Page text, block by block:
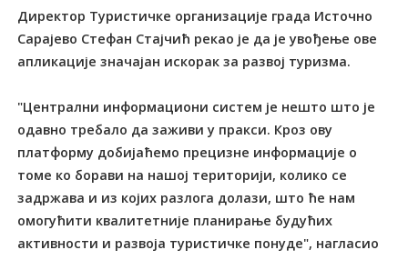
Директор Туристичке организације града Источно
Сарајево Стефан Стајчић рекао је да је увођење ове
апликације значајан искорак за развој туризма.
"Централни информациони систем је нешто што је
одавно требало да заживи у пракси. Кроз ову
платформу добијаћемо прецизне информације о
томе ко борави на нашој територији, колико се
задржава и из којих разлога долази, што ће нам
омогућити квалитетније планирање будућих
активности и развоја туристичке понуде", нагласио